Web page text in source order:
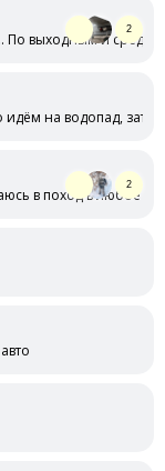
выходным и среди
2
идём на водопад,
в поход в любое
2